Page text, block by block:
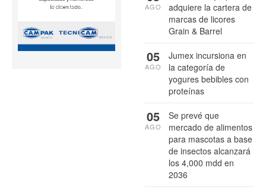
adquiere la cartera de
marcas de licores
Grain & Barrel
AGO
Jumex incursiona en
la categoría de
yogures bebibles con
proteínas
05
AGO
Se prevé que
mercado de alimentos
para mascotas a base
de insectos alcanzará
los 4,000 mdd en
2036
05
AGO